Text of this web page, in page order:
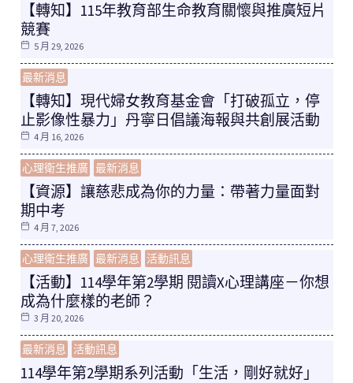
【轉知】115年教育部生命教育關懷與推廣短片
競賽
5 月 29, 2026
最新消息
【轉知】現代婦女教育基金會「打破孤立，停
止影像性暴力」丹寧日倡議海報與共創展活動
4 月 16, 2026
心理衛生推廣 最新消息
【資源】讓慈悲成為你的力量：帶著力量面對
期中考
4 月 7, 2026
心理衛生推廣 最新消息 活動訊息
【活動】114學年第2學期 閱讀X心理講座－你想
成為什麼樣的老師？
3 月 20, 2026
最新消息 活動訊息
114學年第2學期系列活動「生活，剛好就好」